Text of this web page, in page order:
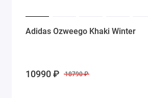
Adidas Ozweego Khaki Winter
10990 ₽ 18790 ₽